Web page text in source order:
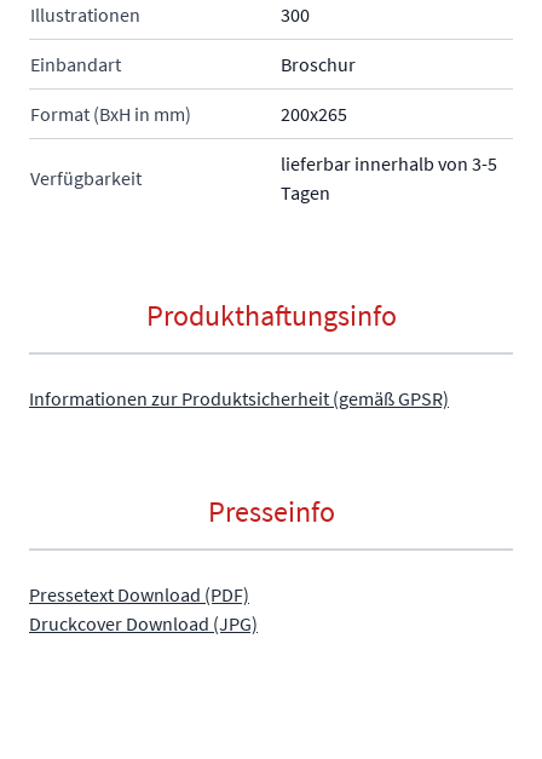
Illustrationen 300
Einbandart Broschur
Format (BxH in mm) 200x265
Verfügbarkeit
lieferbar innerhalb von 3-5
Tagen
Produkthaftungsinfo
Informationen zur Produktsicherheit (gemäß GPSR)
Presseinfo
Pressetext Download (PDF)
Druckcover Download (JPG)